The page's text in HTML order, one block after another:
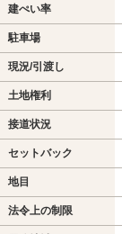
建ぺい率
駐車場
現況/引渡し
土地権利
接道状況
セットバック
地目
法令上の制限